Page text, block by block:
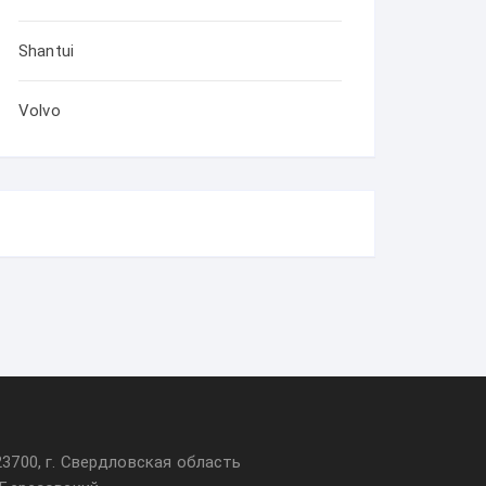
Shantui
Volvo
г. Свердловская область